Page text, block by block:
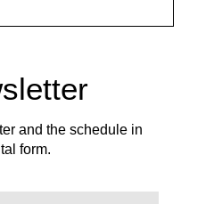
and the schedule in
form.